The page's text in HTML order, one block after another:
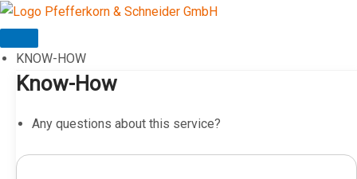
Skip
to
content
KNOW-HOW
Know-How
Any questions about this service?